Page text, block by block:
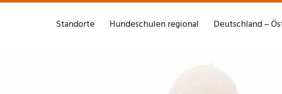
Standorte Hundeschulen regional Deutschland –